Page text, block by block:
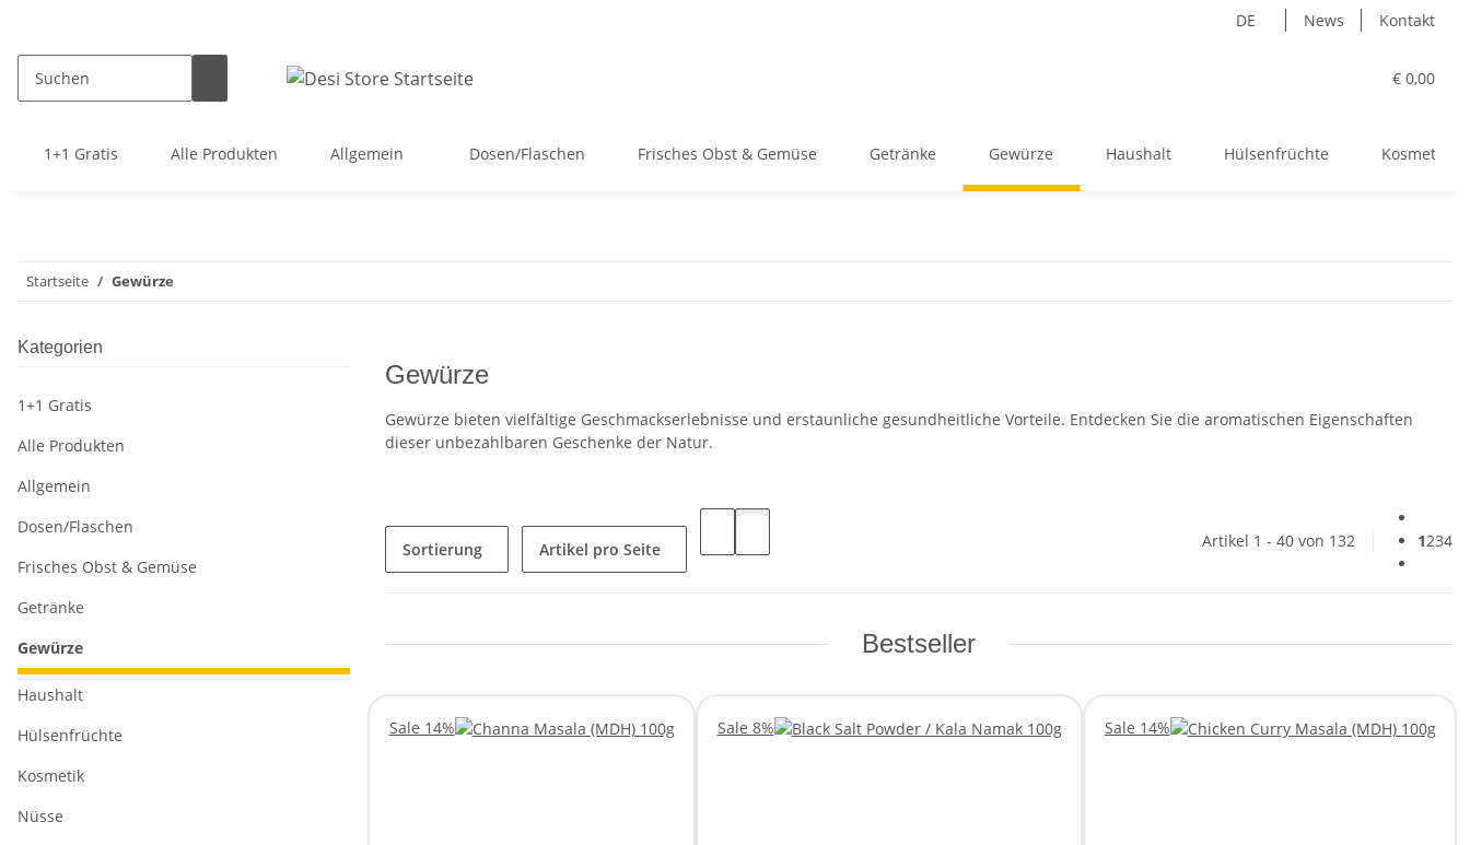
DE News Kontakt
€ 0,00
1+1 Gratis Alle Produkten Allgemein Dosen/Flaschen Frisches Obst & Gemüse Getränke Gewürze Haushalt Hülsenfrüchte Kosmetik
Startseite Gewürze
Gewürze
Gewürze bieten vielfältige Geschmackserlebnisse und erstaunliche gesundheitliche Vorteile. Entdecken Sie die aromatischen Eigenschaften
dieser unbezahlbaren Geschenke der Natur.
Sortierung Artikel pro Seite Artikel 1 - 40 von 132 1234
Bestseller
Sale 14% Sale 8% Sale 14%
Kategorien
1+1 Gratis
Alle Produkten
Allgemein
Dosen/Flaschen
Frisches Obst & Gemüse
Getränke
Gewürze
Haushalt
Hülsenfrüchte
Kosmetik
Nüsse